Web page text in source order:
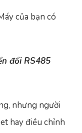
của bạn có
đổi RS485
nhưng người
hay điều chỉnh